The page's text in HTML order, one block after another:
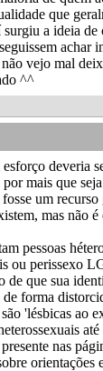
que
surgiu a ideia
achar
vejo mal
^^
deveria
mais que
um
mas não é
pessoas
ou perissexo
de que sua
de forma
'lésbicas ao
nas
orientações